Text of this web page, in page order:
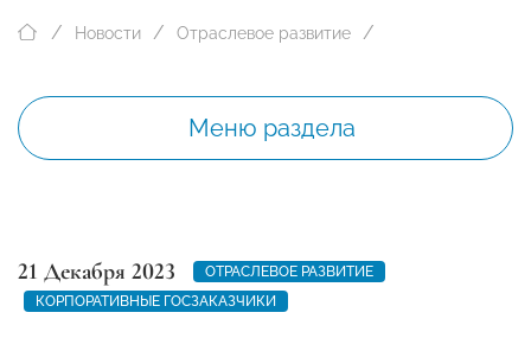
Новости Отраслевое развитие
Меню раздела
21 Декабря 2023
ОТРАСЛЕВОЕ РАЗВИТИЕ
КОРПОРАТИВНЫЕ ГОСЗАКАЗЧИКИ